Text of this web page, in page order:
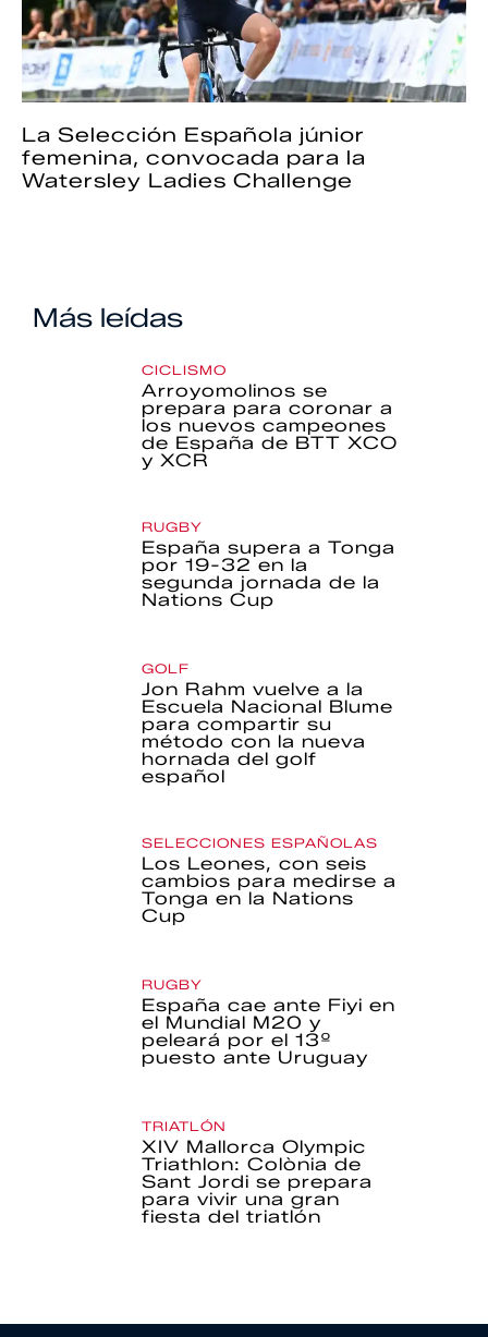
La Selección Española júnior
femenina, convocada para la
Watersley Ladies Challenge
Más leídas
CICLISMO
Arroyomolinos se
prepara para coronar a
los nuevos campeones
de España de BTT XCO
y XCR
RUGBY
España supera a Tonga
por 19-32 en la
segunda jornada de la
Nations Cup
GOLF
Jon Rahm vuelve a la
Escuela Nacional Blume
para compartir su
método con la nueva
hornada del golf
español
SELECCIONES ESPAÑOLAS
Los Leones, con seis
cambios para medirse a
Tonga en la Nations
Cup
RUGBY
España cae ante Fiyi en
el Mundial M20 y
peleará por el 13º
puesto ante Uruguay
TRIATLÓN
XIV Mallorca Olympic
Triathlon: Colònia de
Sant Jordi se prepara
para vivir una gran
fiesta del triatlón